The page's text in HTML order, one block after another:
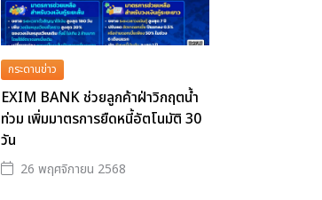
กระดานข่าว
EXIM BANK ช่วยลูกค้าฝ่าวิกฤตน้ำ
ท่วม เพิ่มมาตรการยืดหนี้อัตโนมัติ 30
วัน
26 พฤศจิกายน 2568